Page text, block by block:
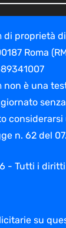
proprietà di
Roma
non è una
n. 62 del
- Tutti i
su